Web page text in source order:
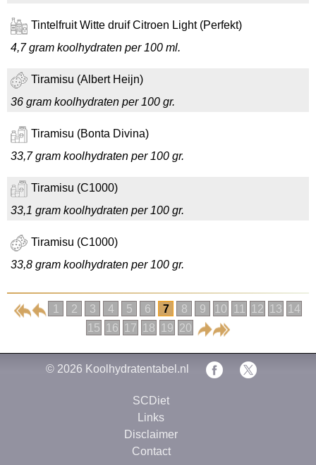
Tintelfruit Witte druif Citroen Light (Perfekt)
4,7 gram koolhydraten per 100 ml.
Tiramisu (Albert Heijn)
36 gram koolhydraten per 100 gr.
Tiramisu (Bonta Divina)
33,7 gram koolhydraten per 100 gr.
Tiramisu (C1000)
33,1 gram koolhydraten per 100 gr.
Tiramisu (C1000)
33,8 gram koolhydraten per 100 gr.
1 2 3 4 5 6 7 8 9 10 11 12 13
14
15
16 17 18 19 20
© 2026 Koolhydratentabel.nl
SCDiet
Links
Disclaimer
Contact